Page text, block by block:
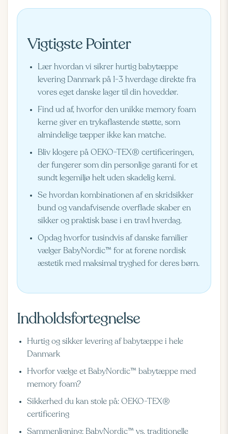
Vigtigste Pointer
Lær hvordan vi sikrer hurtig babytæppe
levering Danmark på 1-3 hverdage direkte fra
vores eget danske lager til din hoveddør.
Find ud af, hvorfor den unikke memory foam
kerne giver en trykaflastende støtte, som
almindelige tæpper ikke kan matche.
Bliv klogere på OEKO-TEX® certificeringen,
der fungerer som din personlige garanti for et
sundt legemiljø helt uden skadelig kemi.
Se hvordan kombinationen af en skridsikker
bund og vandafvisende overflade skaber en
sikker og praktisk base i en travl hverdag.
Opdag hvorfor tusindvis af danske familier
vælger BabyNordic™ for at forene nordisk
æstetik med maksimal tryghed for deres børn.
Indholdsfortegnelse
Hurtig og sikker levering af babytæppe i hele
Danmark
Hvorfor vælge et BabyNordic™ babytæppe med
memory foam?
Sikkerhed du kan stole på: OEKO-TEX®
certificering
Sammenligning: BabyNordic™ vs. traditionelle